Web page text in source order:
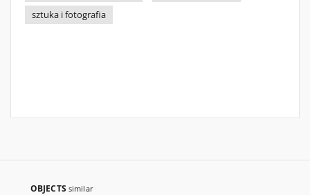
sztuka i fotografia
OBJECTS similar